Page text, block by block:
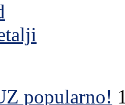
popularno!